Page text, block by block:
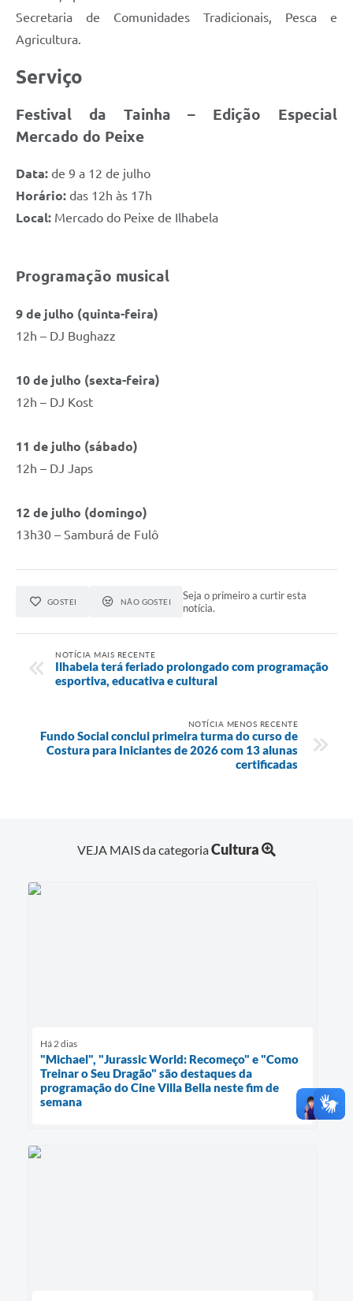
Secretaria de Comunidades Tradicionais, Pesca e
Agricultura.
Serviço
Festival da Tainha – Edição Especial
Mercado do Peixe
Data: de 9 a 12 de julho
Horário: das 12h às 17h
Local: Mercado do Peixe de Ilhabela
Programação musical
9 de julho (quinta-feira)
12h – DJ Bughazz
10 de julho (sexta-feira)
12h – DJ Kost
11 de julho (sábado)
12h – DJ Japs
12 de julho (domingo)
13h30 – Samburá de Fulô
GOSTEI NÃO GOSTEI
Seja o primeiro a curtir esta
notícia.
NOTÍCIA MAIS RECENTE
Ilhabela terá feriado prolongado com programação
esportiva, educativa e cultural
NOTÍCIA MENOS RECENTE
Fundo Social conclui primeira turma do curso de
Costura para Iniciantes de 2026 com 13 alunas
certificadas
VEJA MAIS da categoriaCultura
Há 2 dias
"Michael", "Jurassic World: Recomeço" e "Como
Treinar o Seu Dragão" são destaques da
programação do Cine Villa Bella neste fim de
semana